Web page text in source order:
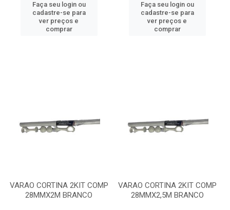
Faça seu login ou
cadastre-se para
ver preços e
comprar
Faça seu login ou
cadastre-se para
ver preços e
comprar
VARAO CORTINA 2KIT COMP
28MMX2M BRANCO
VARAO CORTINA 2KIT COMP
28MMX2,5M BRANCO